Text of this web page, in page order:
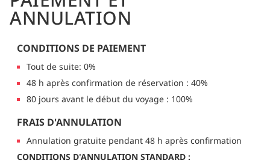
ANNULATION
CONDITIONS DE PAIEMENT
Tout de suite: 0%
48 h après confirmation de réservation : 40%
80 jours avant le début du voyage : 100%
FRAIS D'ANNULATION
Annulation gratuite pendant 48 h après confirmation
CONDITIONS D'ANNULATION STANDARD :